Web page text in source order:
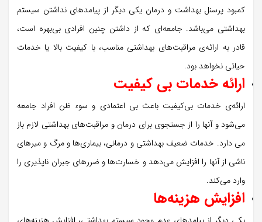
کمبود پرسنل بهداشت و درمان یکی دیگر از پیامدهای نداشتن سیستم
بهداشتی می‌باشد. جامعه‌ای که از داشتن چنین افرادی بی‌بهره است،
قادر به ارائه‌ی مراقبت‌های بهداشتی مناسب، با کیفیت بالا یا خدمات
حیاتی نخواهد بود.
ارائه‌ خدمات بی ‌کیفیت
ارائه‌ی خدمات بی‌کیفیت باعث بی اعتمادی و سوء ظن افراد جامعه
می‌شود و آنها را از جستجوی برای درمان و مراقبت‌های بهداشتی لازم باز
می دارد. خدمات ضعیف بهداشتی و درمانی، بیماری‌ها و مرگ و میرهای
ناشی از آنها را افزایش می‌دهد و خسارت‌ها و ضررهای جبران ناپذیری را
وارد می‌کند.
افزایش هزینه‌ها